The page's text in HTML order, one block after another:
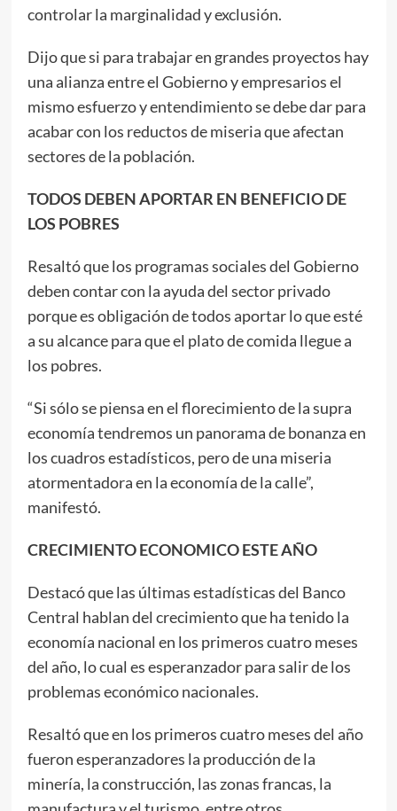
controlar la marginalidad y exclusión.
Dijo que si para trabajar en grandes proyectos hay
una alianza entre el Gobierno y empresarios el
mismo esfuerzo y entendimiento se debe dar para
acabar con los reductos de miseria que afectan
sectores de la población.
TODOS DEBEN APORTAR EN BENEFICIO DE
LOS POBRES
Resaltó que los programas sociales del Gobierno
deben contar con la ayuda del sector privado
porque es obligación de todos aportar lo que esté
a su alcance para que el plato de comida llegue a
los pobres.
“Si sólo se piensa en el florecimiento de la supra
economía tendremos un panorama de bonanza en
los cuadros estadísticos, pero de una miseria
atormentadora en la economía de la calle”,
manifestó.
CRECIMIENTO ECONOMICO ESTE AÑO
Destacó que las últimas estadísticas del Banco
Central hablan del crecimiento que ha tenido la
economía nacional en los primeros cuatro meses
del año, lo cual es esperanzador para salir de los
problemas económico nacionales.
Resaltó que en los primeros cuatro meses del año
fueron esperanzadores la producción de la
minería, la construcción, las zonas francas, la